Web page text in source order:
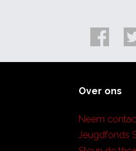
Over ons
Neem
Jeugdfonds